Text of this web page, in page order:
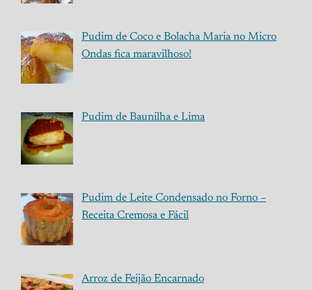
Pudim de Coco e Bolacha Maria no Micro
Ondas fica maravilhoso!
Pudim de Baunilha e Lima
Pudim de Leite Condensado no Forno –
Receita Cremosa e Fácil
Arroz de Feijão Encarnado